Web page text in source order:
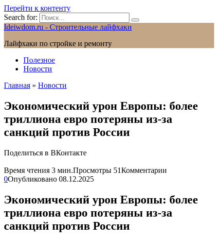
Перейти к контенту
Search for:
Ideiwdom.ru - Строительные лайфхаки
Лайфхаки по стройке и ремонту
Полезное
Новости
Главная » Новости
Экономический урон Европы: более
триллиона евро потеряны из-за
санкций против России
Поделиться в ВКонтакте
Время чтения 3 мин.Просмотры 51Комментарии
0Опубликовано 08.12.2025
Экономический урон Европы: более
триллиона евро потеряны из-за
санкций против России